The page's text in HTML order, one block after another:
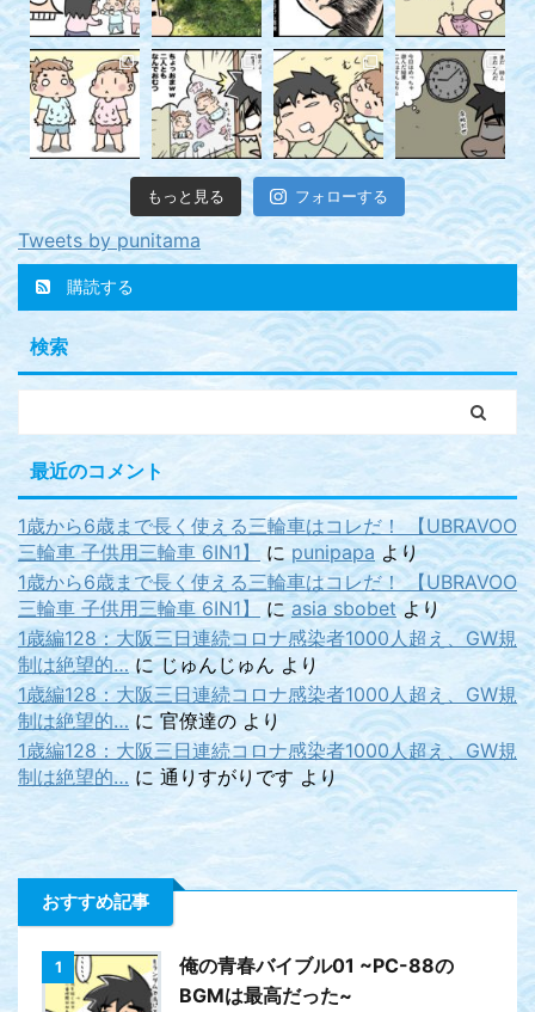
もっと見る フォローする
Tweets by punitama
購読する
検索
最近のコメント
1歳から6歳まで長く使える三輪車はコレだ！ 【UBRAVOO
三輪車 子供用三輪車 6IN1】 に punipapa より
1歳から6歳まで長く使える三輪車はコレだ！ 【UBRAVOO
三輪車 子供用三輪車 6IN1】 にasia sbobetより
1歳編128：大阪三日連続コロナ感染者1000人超え、GW規
制は絶望的… にじゅんじゅん より
1歳編128：大阪三日連続コロナ感染者1000人超え、GW規
制は絶望的… に官僚達の より
1歳編128：大阪三日連続コロナ感染者1000人超え、GW規
制は絶望的… に 通りすがりです より
おすすめ記事
1
俺の青春バイブル01 ~PC-88の
BGMは最高だった~